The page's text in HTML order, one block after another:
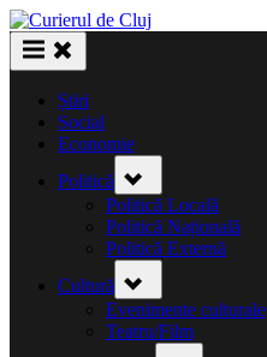
Skip
to
content
Știri
Social
Economie
Politică
sub-
menu
Politică Locală
Politică Națională
Politică Externă
Cultură
sub-
menu
Evenimente culturale
Teatru/Film